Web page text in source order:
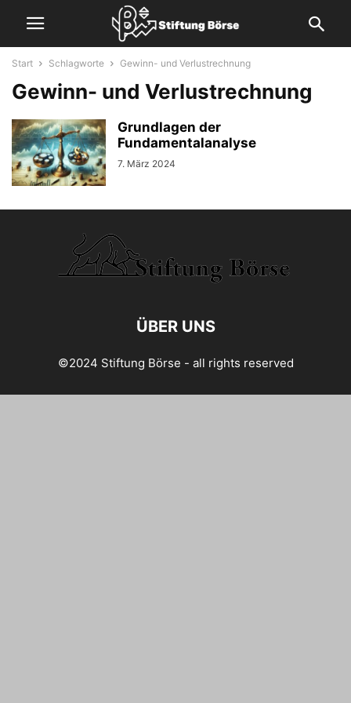
Start Schlagworte Gewinn- und Verlustrechnung
Gewinn- und Verlustrechnung
Grundlagen der
Fundamentalanalyse
7. März 2024
ÜBER UNS
©2024 Stiftung Börse - all rights reserved